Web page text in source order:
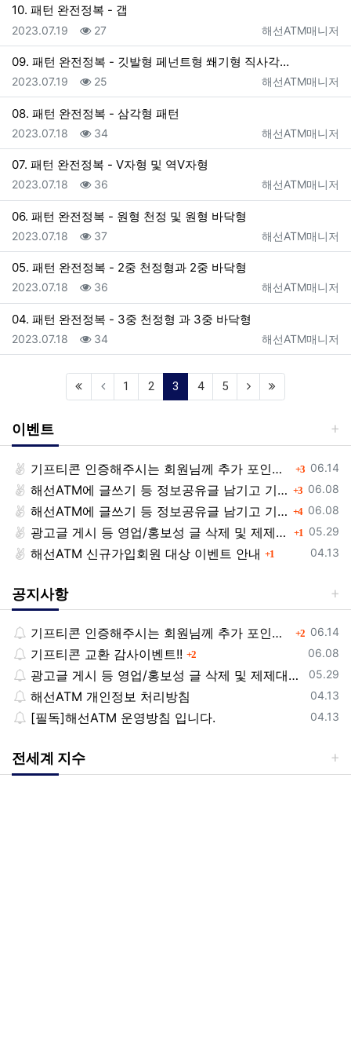
10. 패턴 완전정복 - 갭
등록자
해선ATM매니저
등록일
2023.07.19 조회
27
09. 패턴 완전정복 - 깃발형 페넌트형 쐐기형 직사각…
등록자
해선ATM매니저
등록일
2023.07.19 조회
25
08. 패턴 완전정복 - 삼각형 패턴
등록자
해선ATM매니저
등록일
2023.07.18 조회
34
07. 패턴 완전정복 - V자형 및 역V자형
등록자
해선ATM매니저
등록일
2023.07.18 조회
36
06. 패턴 완전정복 - 원형 천정 및 원형 바닥형
등록자
해선ATM매니저
등록일
2023.07.18 조회
37
05. 패턴 완전정복 - 2중 천정형과 2중 바닥형
등록자
해선ATM매니저
등록일
2023.07.18 조회
36
04. 패턴 완전정복 - 3중 천정형 과 3중 바닥형
등록자
해선ATM매니저
등록일
2023.07.18 조회
34
1 2 3 (current)
4 5
이벤트
등록일
06.14
기프티콘 인증해주시는 회원님께 추가 포인트 쏩니다!! 3댓글
등록일
06.08
해선ATM에 글쓰기 등 정보공유글 남기고 기프티콘 받자! 3댓글
등록일
06.08
해선ATM에 글쓰기 등 정보공유글 남기고 기프티콘 받자! 4댓글
등록일
05.29
광고글 게시 등 영업/홍보성 글 삭제 및 제제대상입니다. 1댓글
등록일
04.13
해선ATM 신규가입회원 대상 이벤트 안내 1
공지사항
등록일
06.14
기프티콘 인증해주시는 회원님께 추가 포인트 쏩니다!! 2댓글
등록일
06.08
기프티콘 교환 감사이벤트!! 2댓글
등록일
05.29
광고글 게시 등 영업/홍보성 글 삭제 및 제제대상입니다.
등록일
04.13
해선ATM 개인정보 처리방침
등록일
04.13
[필독]해선ATM 운영방침 입니다.
전세계 지수